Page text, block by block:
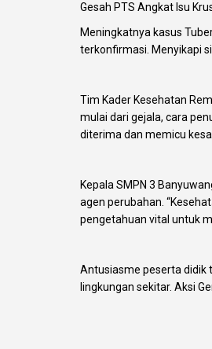
Gesah PTS Angkat Isu
Meningkatnya kasus
terkonfirmasi. Menyikapi
Tim Kader Kesehatan
mulai dari gejala, cara
diterima dan memicu
Kepala SMPN 3
agen perubahan.
pengetahuan vital untuk
Antusiasme peserta didik
lingkungan sekitar. Aksi